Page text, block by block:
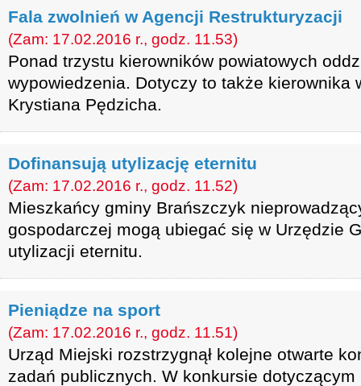
Fala zwolnień w Agencji Restrukturyzacji
(Zam: 17.02.2016 r., godz. 11.53)
Ponad trzystu kierowników powiatowych
wypowiedzenia. Dotyczy to także kierownika
Krystiana Pędzicha.
Dofinansują utylizację eternitu
(Zam: 17.02.2016 r., godz. 11.52)
Mieszkańcy gminy Brańszczyk
gospodarczej mogą ubiegać się w Urzędzie
utylizacji eternitu.
Pieniądze na sport
(Zam: 17.02.2016 r., godz. 11.51)
Urząd Miejski rozstrzygnął kolejne otwarte
zadań publicznych. W konkursie